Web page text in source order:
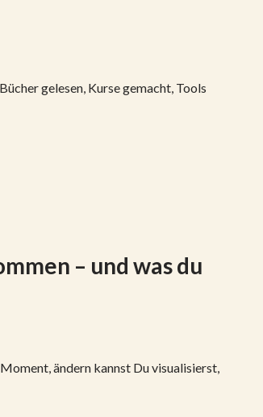
gelesen, Kurse gemacht, Tools
– und was du
ändern kannst Du visualisierst,